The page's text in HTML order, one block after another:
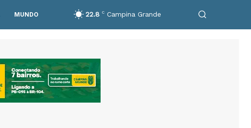
MUNDO 22.8 C Campina Grande